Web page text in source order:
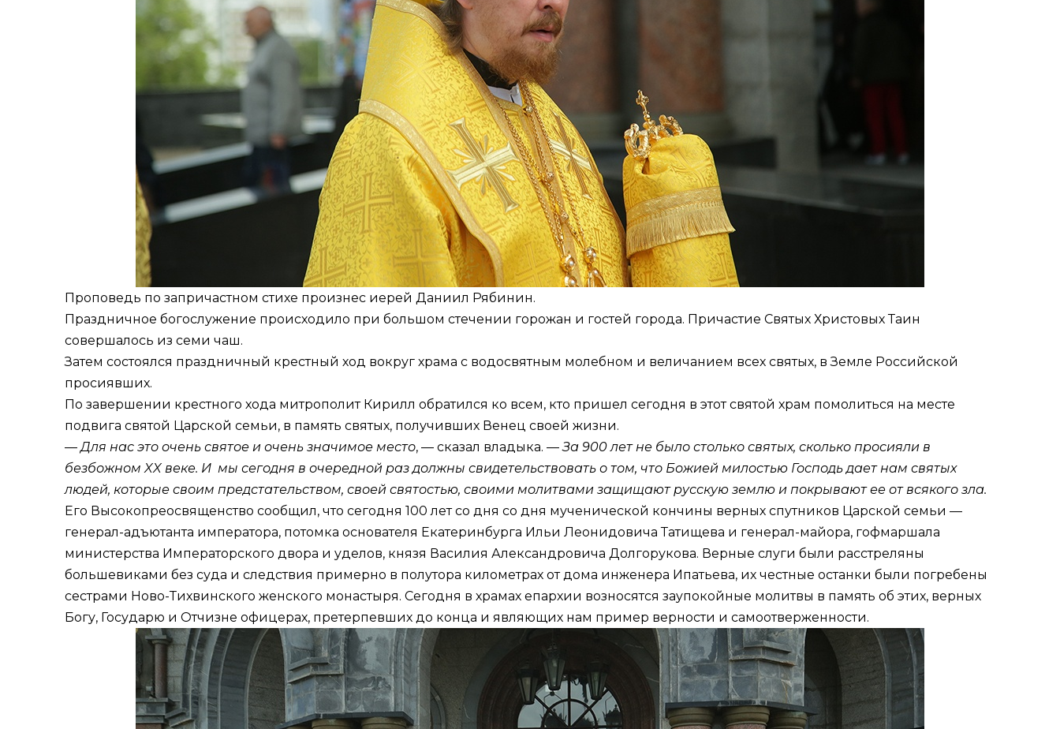
Проповедь по запричастном стихе произнес иерей Даниил Рябинин.
Праздничное богослужение происходило при большом стечении горожан и гостей города. Причастие Святых Христовых Таин
совершалось из семи чаш.
Затем состоялся праздничный крестный ход вокруг храма с водосвятным молебном и величанием всех святых, в Земле Российской
просиявших.
По завершении крестного хода митрополит Кирилл обратился ко всем, кто пришел сегодня в этот святой храм помолиться на месте
подвига святой Царской семьи, в память святых, получивших Венец своей жизни.
— Для нас это очень святое и очень значимое место, — сказал владыка. —За 900 лет не было столько святых, сколько просияли в
безбожном XX веке. И мы сегодня в очередной раз должны свидетельствовать о том, что Божией милостью Господь дает нам святых
людей, которые своим предстательством, своей святостью, своими молитвами защищают русскую землю и покрывают ее от всякого зла.
Его Высокопреосвященство сообщил, что сегодня 100 лет со дня со дня мученической кончины верных спутников Царской семьи —
генерал-адъютанта императора, потомка основателя Екатеринбурга Ильи Леонидовича Татищева и генерал-майора, гофмаршала
министерства Императорского двора и уделов, князя Василия Александровича Долгорукова. Верные слуги были расстреляны
большевиками без суда и следствия примерно в полутора километрах от дома инженера Ипатьева, их честные останки были погребены
сестрами Ново-Тихвинского женского монастыря. Сегодня в храмах епархии возносятся заупокойные молитвы в память об этих, верных
Богу, Государю и Отчизне офицерах, претерпевших до конца и являющих нам пример верности и самоотверженности.